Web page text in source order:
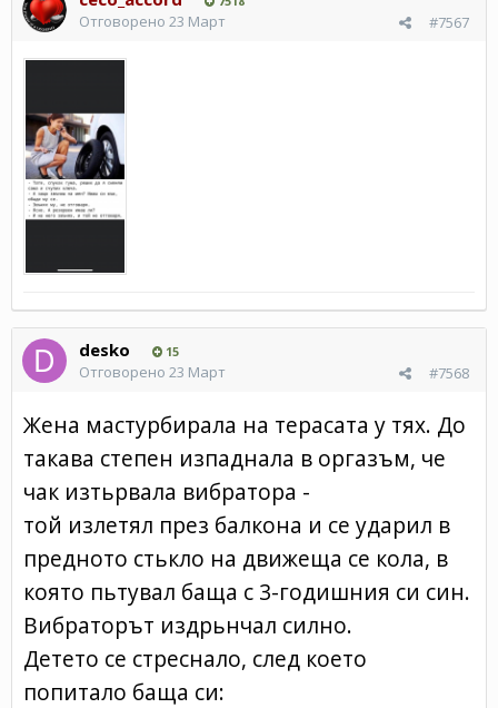
#7567
Отговорено 23 Март
desko 15
#7568
Отговорено 23 Март
Жена мастурбирала на терасата у тях. До
такава степен изпаднала в оргазъм, че
чак изтьрвала вибратора -
той излетял през балкона и се ударил в
предното стькло на движеща се кола, в
която пьтувал баща с 3-годишния си син.
Вибраторът издрьнчал силно.
Детето се стреснало, след което
попитало баща си: